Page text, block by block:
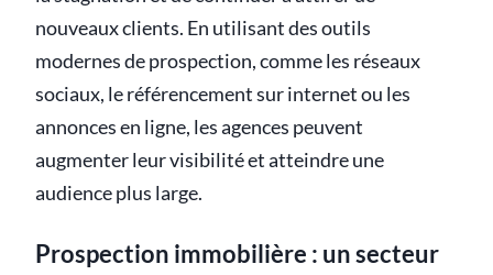
nouveaux clients. En utilisant des outils
modernes de prospection, comme les réseaux
sociaux, le référencement sur internet ou les
annonces en ligne, les agences peuvent
augmenter leur visibilité et atteindre une
audience plus large.
Prospection immobilière : un secteur